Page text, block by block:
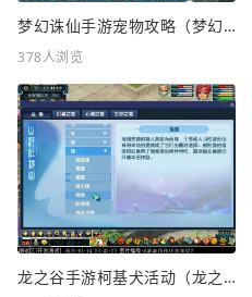
梦幻诛仙手游宠物攻略（梦幻诛仙手游宠物攻略最新）
378人浏览
龙之谷手游柯基犬活动（龙之谷KFC联动）